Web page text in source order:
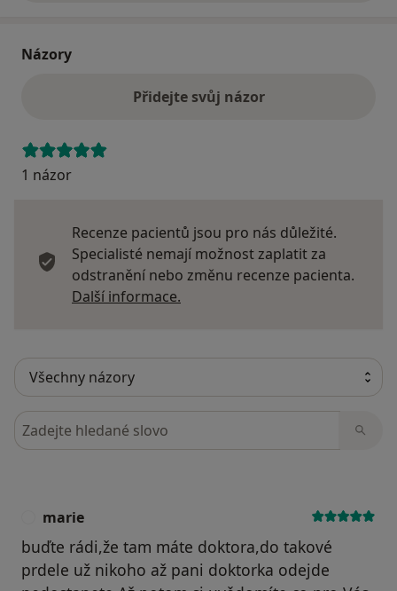
Názory
Přidejte svůj názor
1 názor
Recenze pacientů jsou pro nás důležité.
Specialisté nemají možnost zaplatit za
odstranění nebo změnu recenze pacienta.
Další informace.
Hledejte v názorech
marie
buďte rádi,že tam máte doktora,do takové
prdele už nikoho až pani doktorka odejde